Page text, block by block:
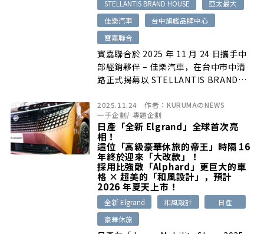
STELLANTIS BRAND HOUSE
亞太最大
佳樂汽車
台中旗艦品牌中心
寶嘉聯合
寶嘉聯合於 2025 年 11 月 24 日攜手中
部經銷夥伴 – 佳樂汽車，在台中市中清
路正式揭幕以 STELLANTIS BRAND
品牌中心」。此據點不僅是亞太區首座依
循 STELLANTIS BRAND HOUSE 標準
建置，也是亞太區最大的多品牌展示中
心，更是少數將 Alfa Romeo、
CITROËN、Jeep、PEUGEOT 四個品牌
完整呈現於單一場域的服務據點。
2025.11.24 作者： KURUMAのNEWS
一手企劃/ 專題企劃
日產「全新 Elgrand」全球首次亮
相！
這位「高級豪華休旅的帝王」時隔 16
年終於迎來「大改款」！
採用比強敵「Alphard」更巨大的車
格 × 超美的「和風設計」，預計
2026 年夏天上市！
全新 Elgrand 和風設計
日產
豪華休旅